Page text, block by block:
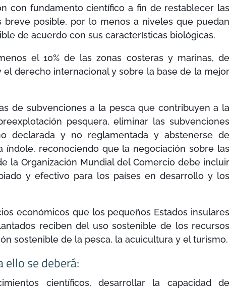
con fundamento científico a fin de restablecer las
posible, por lo menos a niveles que puedan
de acuerdo con sus características biológicas.
el 10% de las zonas costeras y marinas, de
derecho internacional y sobre la base de la mejor
de subvenciones a la pesca que contribuyen a la
pesquera, eliminar las subvenciones
declarada y no reglamentada y abstenerse de
índole, reconociendo que la negociación sobre las
la Organización Mundial del Comercio debe incluir
y efectivo para los países en desarrollo y los
económicos que los pequeños Estados insulares
reciben del uso sostenible de los recursos
sostenible de la pesca, la acuicultura y el turismo.
ello se deberá:
científicos, desarrollar la capacidad de